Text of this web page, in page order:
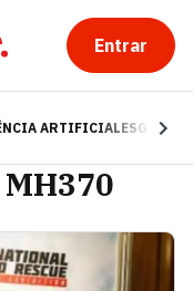
Entrar
ARTIFICIALESG